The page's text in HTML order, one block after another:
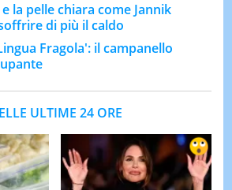
la pelle chiara come Jannik
di più il caldo
Fragola': il campanello
ULTIME 24 ORE